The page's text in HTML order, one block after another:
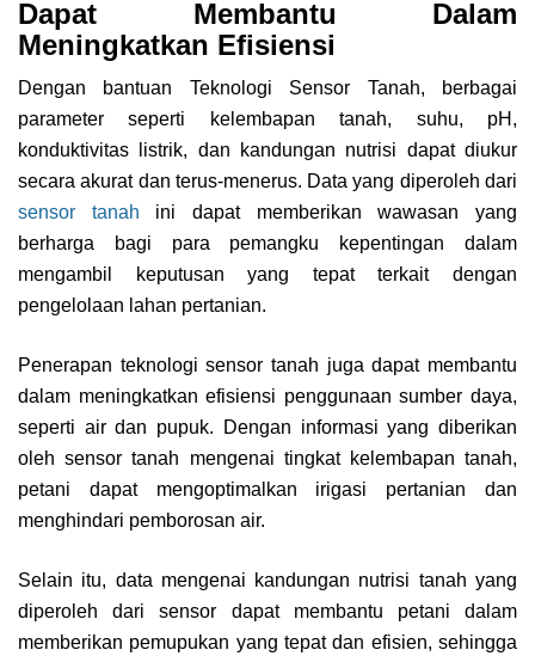
Dapat Membantu Dalam
Meningkatkan Efisiensi
Dengan bantuan Teknologi Sensor Tanah, berbagai
parameter seperti kelembapan tanah, suhu, pH,
konduktivitas listrik, dan kandungan nutrisi dapat diukur
secara akurat dan terus-menerus. Data yang diperoleh dari
sensor tanah ini dapat memberikan wawasan yang
berharga bagi para pemangku kepentingan dalam
mengambil keputusan yang tepat terkait dengan
pengelolaan lahan pertanian.
Penerapan teknologi sensor tanah juga dapat membantu
dalam meningkatkan efisiensi penggunaan sumber daya,
seperti air dan pupuk. Dengan informasi yang diberikan
oleh sensor tanah mengenai tingkat kelembapan tanah,
petani dapat mengoptimalkan irigasi pertanian dan
menghindari pemborosan air.
Selain itu, data mengenai kandungan nutrisi tanah yang
diperoleh dari sensor dapat membantu petani dalam
memberikan pemupukan yang tepat dan efisien, sehingga